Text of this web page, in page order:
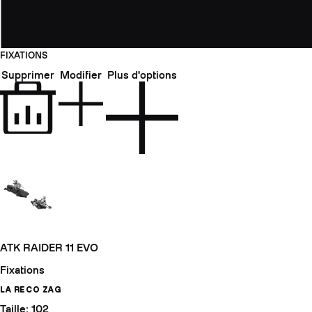
FIXATIONS
Supprimer Modifier Plus d'options
ATK RAIDER 11 EVO
Fixations
LA RECO ZAG
Taille: 102